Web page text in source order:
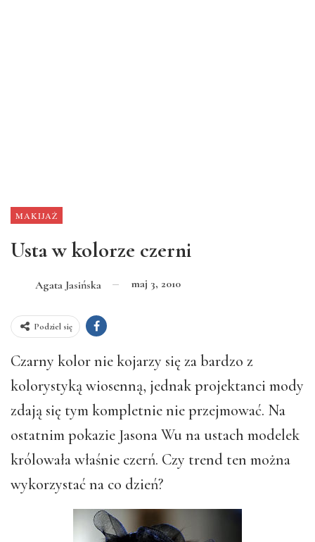
MAKIJAŻ
Usta w kolorze czerni
Agata Jasińska maj 3, 2010
Podziel się
Czarny kolor nie kojarzy się za bardzo z
kolorystyką wiosenną, jednak projektanci mody
zdają się tym kompletnie nie przejmować. Na
ostatnim pokazie Jasona Wu na ustach modelek
królowała właśnie czerń. Czy trend ten można
wykorzystać na co dzień?